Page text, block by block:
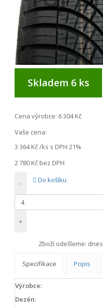
Skladem 6 ks
Cena výrobce: 6 304 Kč
Vaše cena:
3 364 Kč/ks s DPH 21%
2 780 Kč bez DPH
-
+
Do košíku
Zboží odešleme: dnes
Specifikace Popis
Výrobce:
Dezén: